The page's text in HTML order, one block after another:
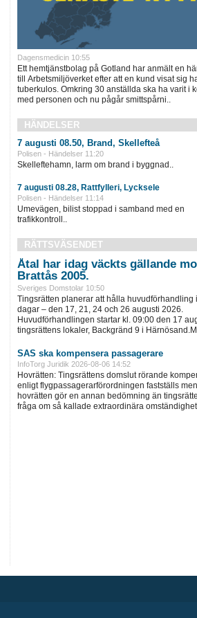
Dagensmedicin 10:55
Ett hemtjänstbolag på Gotland har anmält en
till Arbetsmiljöverket efter att en kund visat sig
tuberkulos. Omkring 30 anställda ska ha varit i
med personen och nu pågår smittspårni..
HÄNDELSER
7 augusti 08.50, Brand, Skellefteå
Polisen - Händelser 11:20
Skelleftehamn, larm om brand i byggnad..
7 augusti 08.28, Rattfylleri, Lycksele
Polisen - Händelser 11:14
Umevägen, bilist stoppad i samband med en
trafikkontroll..
RÄTTSVÄSENDET
Åtal har idag väckts gällande
Brattås 2005.
Sveriges Domstolar 10:50
Tingsrätten planerar att hålla huvudförhandling
dagar – den 17, 21, 24 och 26 augusti 2026.
Huvudförhandlingen startar kl. 09:00 den 17
tingsrättens lokaler, Backgränd 9 i
SAS ska kompensera passagerare
InfoTorg Juridik 2026-08-06 14:52
Hovrätten: Tingsrättens domslut rörande
enligt flygpassagerarförordningen fastställs men
hovrätten gör en annan bedömning än
fråga om så kallade extraordinära